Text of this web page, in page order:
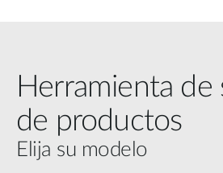
Herramienta de
de productos
Elija su modelo